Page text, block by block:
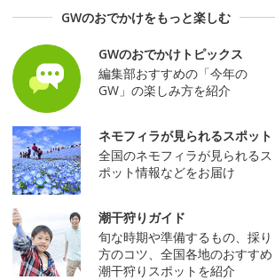
GWのおでかけをもっと楽しむ
GWのおでかけトピックス
編集部おすすめの「今年の
GW」の楽しみ方を紹介
ネモフィラが見られるスポット
全国のネモフィラが見られるス
ポット情報などをお届け
潮干狩りガイド
旬な時期や準備するもの、採り
方のコツ、全国各地のおすすめ
潮干狩りスポットを紹介